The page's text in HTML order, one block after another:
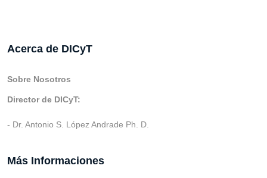
Acerca de DICyT
Sobre Nosotros
Director de DICyT:
- Dr. Antonio S. López Andrade Ph. D.
Más Informaciones